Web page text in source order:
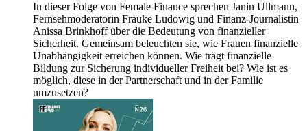
In dieser Folge von Female Finance sprechen Janin Ullmann,
Fernsehmoderatorin Frauke Ludowig und Finanz-Journalistin
Anissa Brinkhoff über die Bedeutung von finanzieller
Sicherheit. Gemeinsam beleuchten sie, wie Frauen finanzielle
Unabhängigkeit erreichen können. Wie trägt finanzielle
Bildung zur Sicherung individueller Freiheit bei? Wie ist es
möglich, diese in der Partnerschaft und in der Familie
umzusetzen?